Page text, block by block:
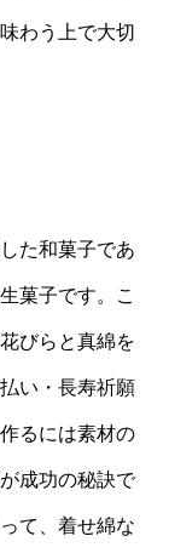
わう上で大切
た和菓子であ
菓子です。こ
びらと真綿を
い・長寿祈願
るには素材の
成功の秘訣で
て、着せ綿な